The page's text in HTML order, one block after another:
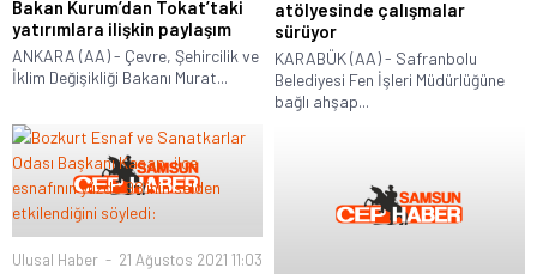
Bakan Kurum’dan Tokat’taki
yatırımlara ilişkin paylaşım
ANKARA (AA) - Çevre, Şehircilik ve
İklim Değişikliği Bakanı Murat...
atölyesinde çalışmalar
sürüyor
KARABÜK (AA) - Safranbolu
Belediyesi Fen İşleri Müdürlüğüne
bağlı ahşap...
Ulusal Haber 21 Ağustos 2021 11:03